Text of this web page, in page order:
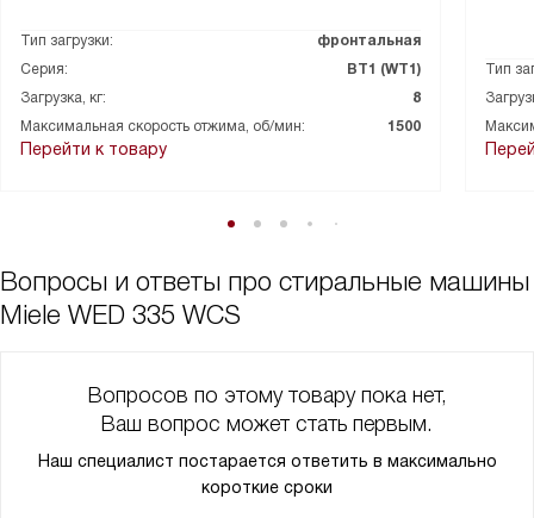
Тип загрузки:
фронтальная
Серия:
ВТ1 (WT1)
Загрузка, кг:
8
Максимальная скорость отжима, об/мин:
1500
Перейти к товару
Тип
Вопросы и ответы про стиральные машины
Miele WED 335 WCS
Вопросов по этому товару пока нет,
Ваш вопрос может стать первым.
Наш специалист постарается ответить в максимально
короткие сроки